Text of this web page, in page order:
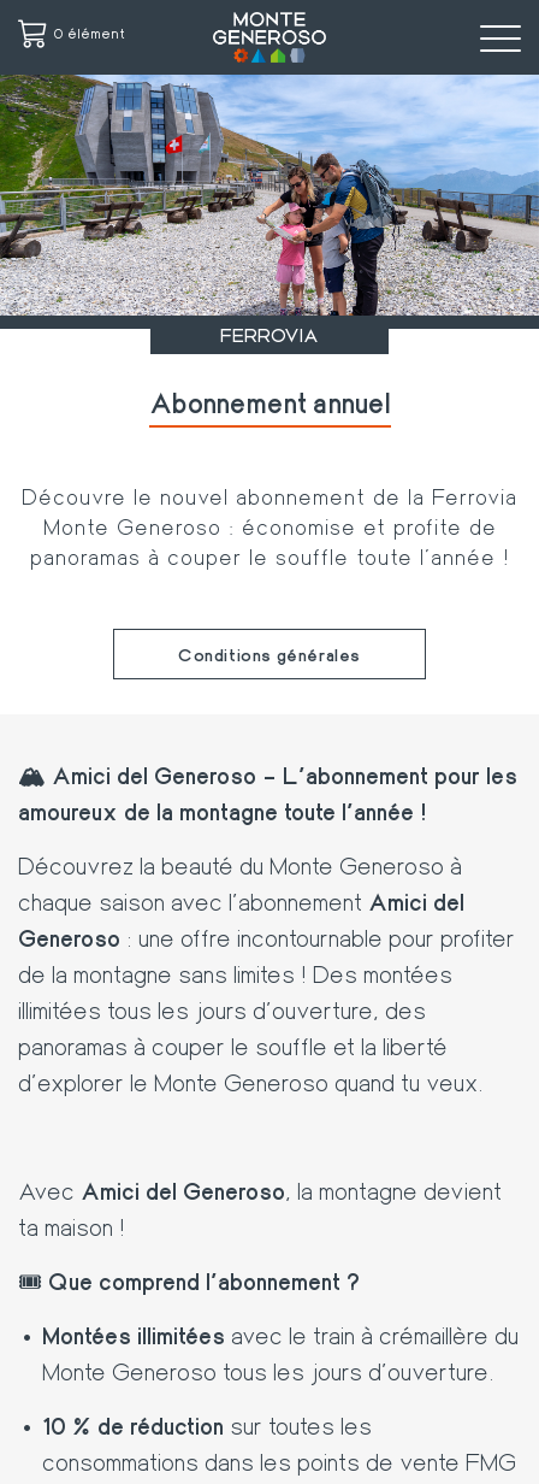
Aller
au
contenu
principal
0 élément
FERROVIA
Abonnement annuel
Découvre le nouvel abonnement de la Ferrovia
Monte Generoso : économise et profite de
panoramas à couper le souffle toute l’année !
Conditions générales
🏔️ Amici del Generoso – L’abonnement pour les
amoureux de la montagne toute l’année !
Découvrez la beauté du Monte Generoso à
chaque saison avec l’abonnement Amici del
Generoso : une offre incontournable pour profiter
de la montagne sans limites ! Des montées
illimitées tous les jours d’ouverture, des
panoramas à couper le souffle et la liberté
d’explorer le Monte Generoso quand tu veux.
Avec Amici del Generoso, la montagne devient
ta maison !
🎟️ Que comprend l’abonnement ?
Montées illimitées avec le train à crémaillère du
Monte Generoso tous les jours d’ouverture.
10 % de réduction sur toutes les
consommations dans les points de vente FMG